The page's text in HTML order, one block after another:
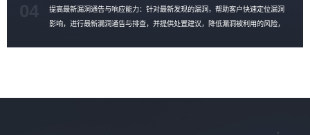
提高最新漏洞通告与响应能力：针对最新发现的漏洞，帮助客户快速定位漏洞
影响，进行最新漏洞通告与排查，并提供处置建议，降低漏洞被利用的风险，
04